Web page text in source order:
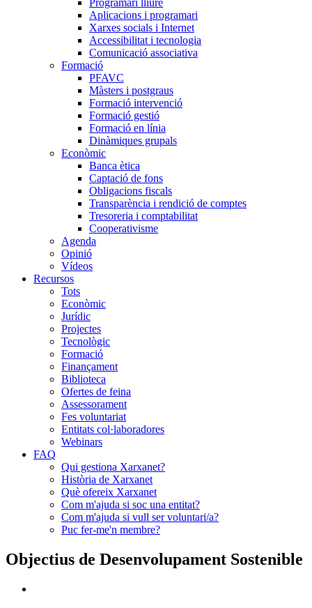
Programari lliure
Aplicacions i programari
Xarxes socials i Internet
Accessibilitat i tecnologia
Comunicació associativa
Formació
PFAVC
Màsters i postgraus
Formació intervenció
Formació gestió
Formació en línia
Dinàmiques grupals
Econòmic
Banca ètica
Captació de fons
Obligacions fiscals
Transparència i rendició de comptes
Tresoreria i comptabilitat
Cooperativisme
Agenda
Opinió
Vídeos
Recursos
Tots
Econòmic
Jurídic
Projectes
Tecnològic
Formació
Finançament
Biblioteca
Ofertes de feina
Assessorament
Fes voluntariat
Entitats col·laboradores
Webinars
FAQ
Qui gestiona Xarxanet?
Història de Xarxanet
Què ofereix Xarxanet
Com m'ajuda si soc una entitat?
Com m'ajuda si vull ser voluntari/a?
Puc fer-me'n membre?
Objectius de Desenvolupament Sostenible